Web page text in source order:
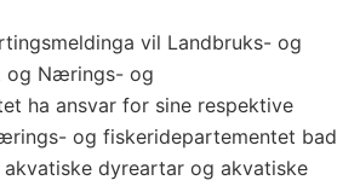
vil Landbruks- og
og Nærings- og
ha ansvar for sine respektive
og fiskeridepartementet bad
dyreartar og akvatiske